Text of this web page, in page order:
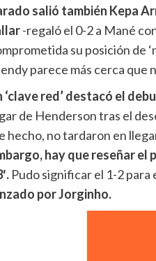
salió también Kepa
-regaló el 0-2 a Mané
su posición de
parece más cerca que
‘clave red’ destacó el
de Henderson tras el
hecho, no tardaron en
hay que reseñar el
Pudo significar el 1-2 para
por Jorginho.